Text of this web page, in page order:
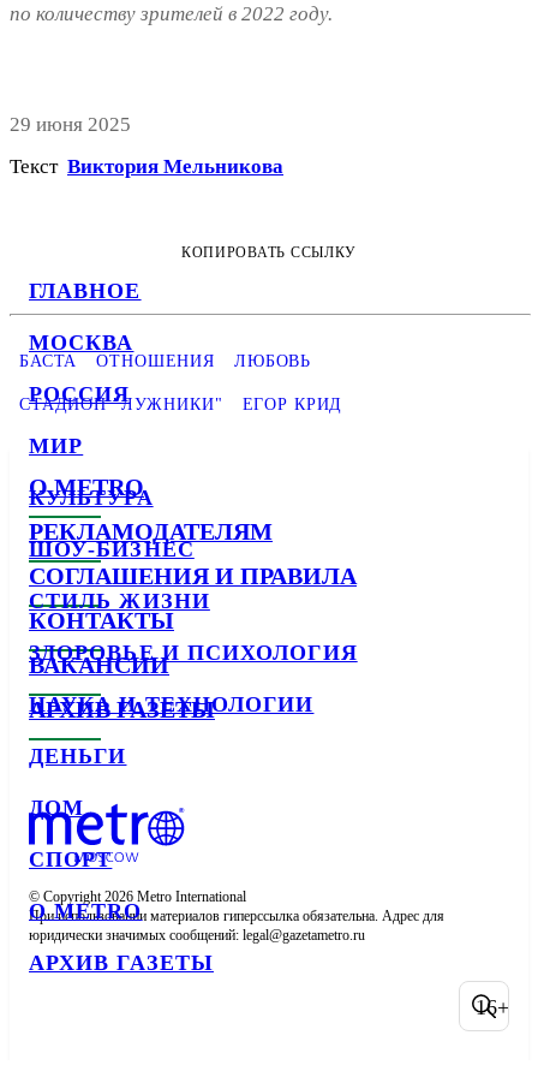
ГЛАВНОЕ
МОСКВА
РОССИЯ
МИР
КУЛЬТУРА
ШОУ-БИЗНЕС
СТИЛЬ ЖИЗНИ
ЗДОРОВЬЕ И ПСИХОЛОГИЯ
НАУКА И ТЕХНОЛОГИИ
ДЕНЬГИ
ДОМ
СПОРТ
О METRO
АРХИВ ГАЗЕТЫ
по количеству зрителей в 2022 году.
29 июня 2025
Текст Виктория Мельникова
КОПИРОВАТЬ ССЫЛКУ
БАСТА ОТНОШЕНИЯ ЛЮБОВЬ
СТАДИОН "ЛУЖНИКИ" ЕГОР КРИД
О METRO
РЕКЛАМОДАТЕЛЯМ
СОГЛАШЕНИЯ И ПРАВИЛА
КОНТАКТЫ
ВАКАНСИИ
АРХИВ ГАЗЕТЫ
© Copyright 2026 Metro International
При использовании материалов гиперссылка обязательна. Адрес для
юридически значимых сообщений:
16+